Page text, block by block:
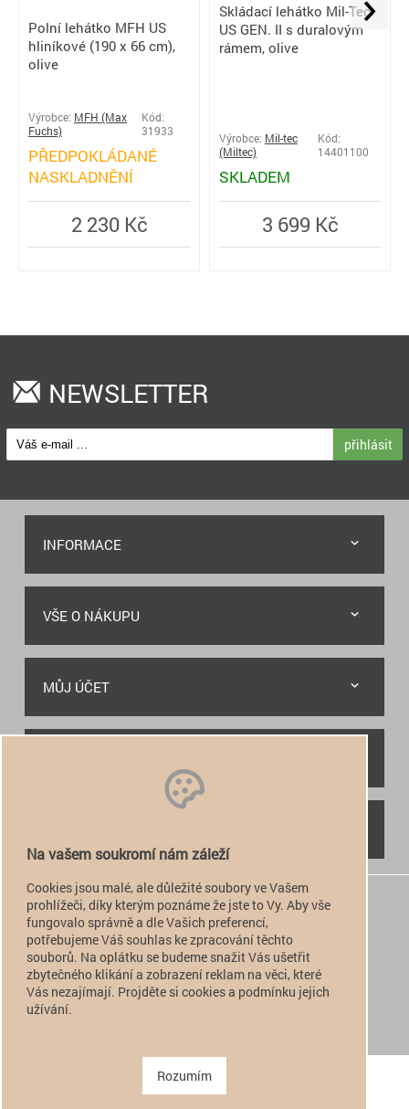
Polní lehátko MFH US
hliníkové (190 x 66 cm),
olive
Výrobce: MFH (Max
Fuchs)
Kód:
31933
PŘEDPOKLÁDANÉ
NASKLADNĚNÍ
2 230 Kč
Skládací lehátko Mil-Tec
US GEN. II s duralovým
rámem, olive
Výrobce: Mil-tec
(Miltec)
Kód:
14401100
SKLADEM
3 699 Kč
NEWSLETTER
přihlásit
INFORMACE
VŠE O NÁKUPU
MŮJ ÚČET
 +420 774 949 776
 info@alfatactical.cz
verze pro PC
Na vašem soukromí nám záleží
Cookies jsou malé, ale důležité soubory ve Vašem
prohlížeči, díky kterým poznáme že jste to Vy. Aby vše
fungovalo správně a dle Vašich preferencí,
potřebujeme Váš souhlas ke zpracování těchto
souborů. Na oplátku se budeme snažit Vás ušetřit
zbytečného klikání a zobrazení reklam na věci, které
Vás nezajímají. Projděte si cookies a podmínku jejich
užívání.
Rozumím